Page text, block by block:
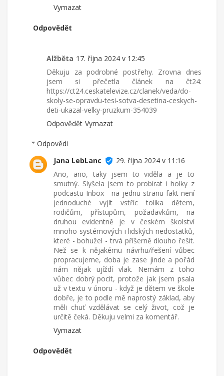
Vymazat
Odpovědět
Alžběta 17. října 2024 v 12:45
Děkuju za podrobné postřehy. Zrovna dnes
jsem si přečetla článek na čt24:
https://ct24.ceskatelevize.cz/clanek/veda/do-
skoly-se-opravdu-tesi-sotva-desetina-ceskych-
deti-ukazal-velky-pruzkum-354039
Odpovědět Vymazat
Odpovědi
Jana LebLanc
29. října 2024 v 11:16
Ano, ano, taky jsem to viděla a je to
smutný. Slyšela jsem to probírat i holky z
podcastu Inbox - na jednu stranu fakt není
jednoduché vyjít vstříc tolika dětem,
rodičům, přístupům, požadavkům, na
druhou evidentně je v českém školství
mnoho systémových i lidských nedostatků,
které - bohužel - trvá příšerně dlouho řešit.
Než se k nějakému návrhu/řešení vůbec
propracujeme, doba je zase jinde a pořád
nám nějak ujíždí vlak. Nemám z toho
vůbec dobrý pocit, protože jak jsem psala
už v textu v únoru - když je dětem ve škole
dobře, je to podle mě naprostý základ, aby
měli chuť vzdělávat se celý život, což je
určitě čeká. Děkuju velmi za komentář.
Vymazat
Odpovědět